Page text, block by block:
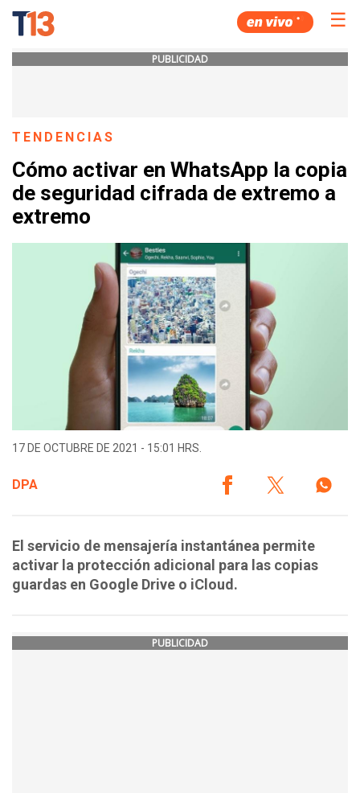
☰
PUBLICIDAD
TENDENCIAS
Cómo activar en WhatsApp la copia
de seguridad cifrada de extremo a
extremo
17 DE OCTUBRE DE 2021 - 15:01 HRS.
DPA
El servicio de mensajería instantánea permite
activar la protección adicional para las copias
guardas en Google Drive o iCloud.
PUBLICIDAD